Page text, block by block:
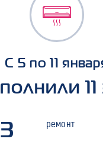
С 5 по 11
11
3 ремонт